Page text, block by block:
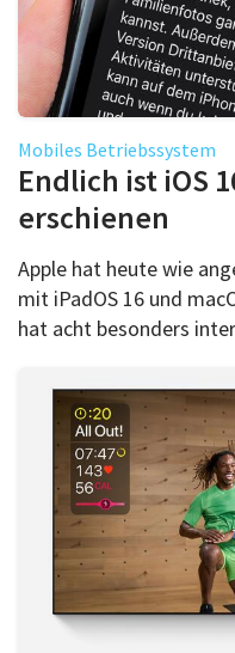
Mobiles Betriebssystem
Endlich ist iOS
erschienen
Apple hat heute wie
mit iPadOS 16 und
hat acht besonders